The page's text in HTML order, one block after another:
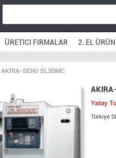
ÜRETICI FIRMALAR 2. EL
AKIRA-SEIKI SL35MC
Yatay
Türkiye